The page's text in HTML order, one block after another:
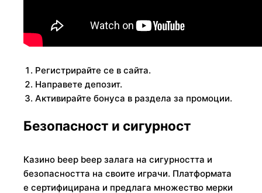
Регистрирайте се в сайта.
Направете депозит.
Активирайте бонуса в раздела за промоции.
Безопасност и сигурност
Казино beep beep залага на сигурността и
безопасността на своите играчи. Платформата
е сертифицирана и предлага множество мерки